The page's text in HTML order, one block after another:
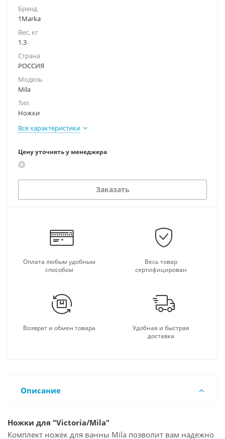
Бренд
1Marka
Вес, кг
1.3
Страна
РОССИЯ
Модель
Mila
Тип
Ножки
Все характеристики
Цену уточнять у менеджера
Заказать
Оплата любым удобным
способом
Весь товар
сертифицирован
Возврат и обмен товара
Удобная и быстрая
доставка
Описание
Ножки для "Victoria/Mila"
Комплект ножек для ванны Mila позволит вам надежно